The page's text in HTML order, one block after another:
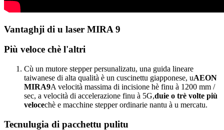
Vantaghji di u laser MIRA 9
Più veloce chè l'altri
Cù un mutore stepper persunalizatu, una guida lineare
taiwanese di alta qualità è un cuscinettu giapponese, uAEON
MIRA9A velocità massima di incisione hè finu à 1200 mm /
sec, a velocità di accelerazione finu à 5G,duie o trè volte più
velocechè e macchine stepper ordinarie nantu à u mercatu.
Tecnulugia di pacchettu pulitu